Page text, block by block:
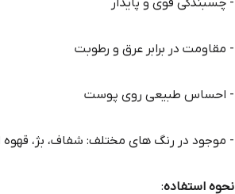
- چسبندگی قوی و پایدار
- مقاومت در برابر عرق و رطوبت
- احساس طبیعی روی پوست
- موجود در رنگ های مختلف: شفاف، بژ، قهوه
نحوه استفاده: